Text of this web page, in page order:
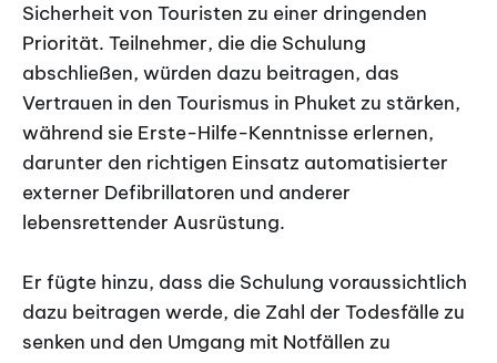
Sicherheit von Touristen zu einer dringenden
Priorität. Teilnehmer, die die Schulung
abschließen, würden dazu beitragen, das
Vertrauen in den Tourismus in Phuket zu stärken,
während sie Erste-Hilfe-Kenntnisse erlernen,
darunter den richtigen Einsatz automatisierter
externer Defibrillatoren und anderer
lebensrettender Ausrüstung.
Er fügte hinzu, dass die Schulung voraussichtlich
dazu beitragen werde, die Zahl der Todesfälle zu
senken und den Umgang mit Notfällen zu